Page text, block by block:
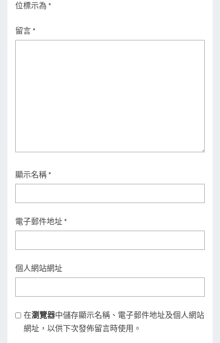
位標示為 *
留言 *
顯示名稱 *
電子郵件地址 *
個人網站網址
在瀏覽器中儲存顯示名稱、電子郵件地址及個人網站
網址，以供下次發佈留言時使用。